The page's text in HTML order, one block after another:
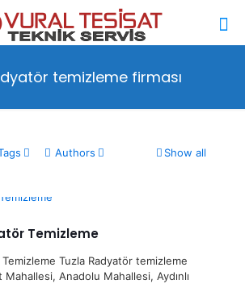
temizleme firması
Authors Show all
Temizleme
Tuzla Radyatör temizleme
Mahallesi, Anadolu Mahallesi, Aydınlı